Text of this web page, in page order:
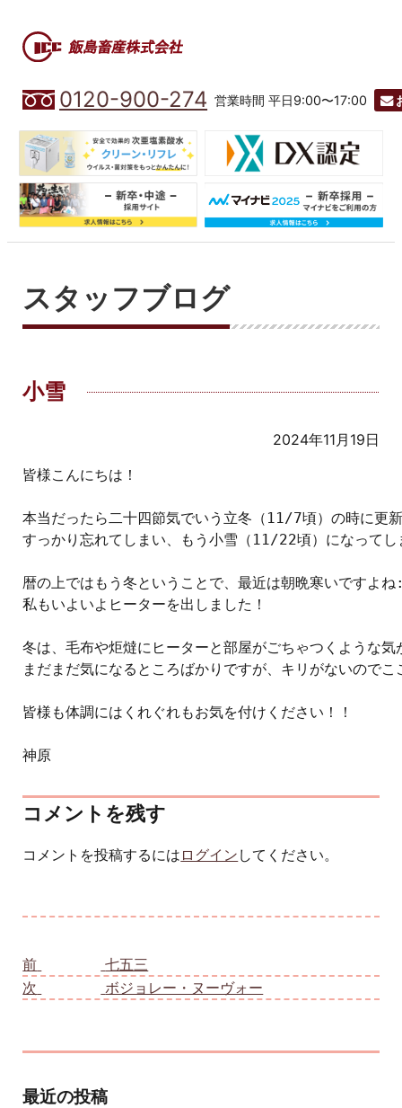
0120-900-274 営業時間 平日9:00〜17:00
スタッフブログ
小雪
2024年11月19日
皆様こんにちは！
本当だったら二十四節気でいう立冬（11/7頃）の時に更
すっかり忘れてしまい、もう小雪（11/22頃）になって
暦の上ではもう冬ということで、最近は朝晩寒いで
私もいよいよヒーターを出しました！
冬は、毛布や炬燵にヒーターと部屋がごちゃつくような
まだまだ気になるところばかりですが、キリがないの
皆様も体調にはくれぐれもお気を付けください！！
神原
コメントを残す
コメントを投稿するには ログイン してください。
前
七五三
次
ボジョレー・ヌーヴォー
最近の投稿